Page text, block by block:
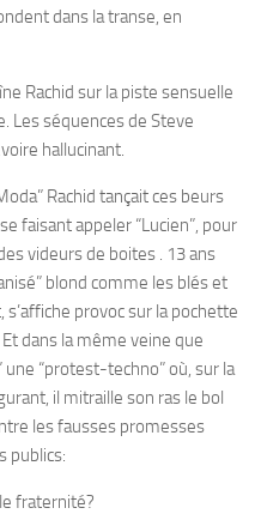
dans la transe, en
Rachid sur la piste sensuelle
Les séquences de Steve
hallucinant.
Rachid tançait ces beurs
faisant appeler “Lucien”, pour
videurs de boites . 13 ans
blond comme les blés et
provoc sur la pochette
dans la même veine que
une “protest-techno” où, sur la
il mitraille son ras le bol
les fausses promesses
publics:
fraternité?